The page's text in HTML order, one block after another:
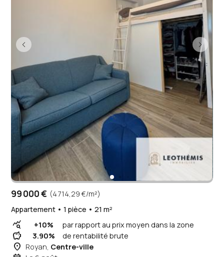
99 000 € (4 714,29 €/m²)
Appartement • 1 pièce • 21 m²
query_stats +10% par rapport au prix moyen dans la zone
savings 3.90% de rentabilité brute
place Royan, Centre-ville